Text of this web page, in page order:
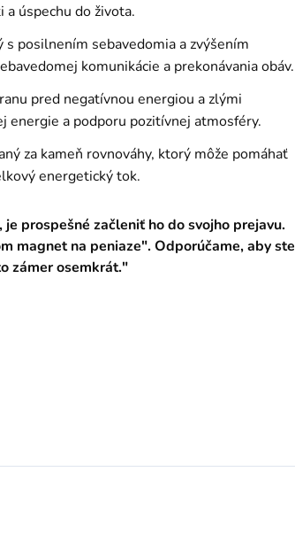
úspechu do života.
posilnením sebavedomia a zvýšením
komunikácie a prekonávania obáv.
pred negatívnou energiou a zlými
energie a podporu pozitívnej atmosféry.
za kameň rovnováhy, ktorý môže pomáhať
energetický tok.
prospešné začleniť ho do svojho prejavu.
magnet na peniaze". Odporúčame, aby ste
zámer osemkrát."